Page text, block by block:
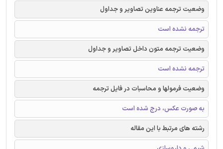
وضعیت ترجمه عناوین تصاویر و جداول
ترجمه نشده است
وضعیت ترجمه متون داخل تصاویر و جداول
ترجمه نشده است
وضعیت فرمولها و محاسبات در فایل ترجمه
به صورت عکس، درج شده است
رشته های مرتبط با این مقاله